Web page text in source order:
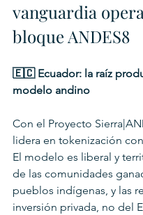
vanguardia
bloque ANDES8
🇪🇨 Ecuador: la raíz
modelo andino
Con el Proyecto
lidera en tokenización
El modelo es liberal y
de las comunidades
pueblos indígenas, y las
inversión privada, no del